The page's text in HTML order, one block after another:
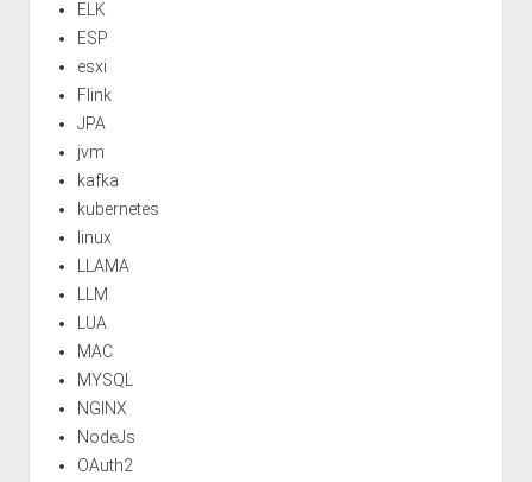
ELK
ESP
esxi
Flink
JPA
jvm
kafka
kubernetes
linux
LLAMA
LLM
LUA
MAC
MYSQL
NGINX
NodeJs
OAuth2